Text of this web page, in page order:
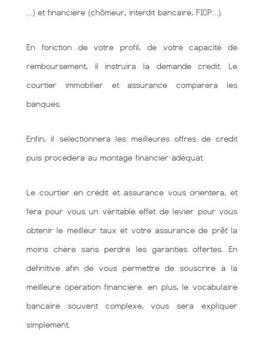
…) et financière (chômeur, interdit bancaire, FICP…).
En fonction de votre profil, de votre capacité de
remboursement, il instruira la demande credit. Le
courtier immobilier et assurance comparera les
banques.
Enfin, il sélectionnera les meilleures offres de credit
puis procédera au montage financier adéquat.
Le courtier en crédit et assurance vous orientera, et
fera pour vous un véritable effet de levier pour vous
obtenir le meilleur taux et votre assurance de prêt la
moins chère sans perdre les garanties offertes. En
définitive afin de vous permettre de souscrire à la
meilleure opération financière. en plus, le vocabulaire
bancaire souvent complexe, vous sera expliquer
simplement.